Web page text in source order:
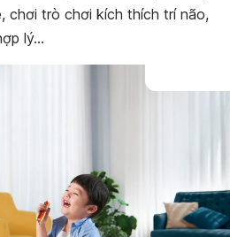
chơi trò chơi kích thích trí não,
lý…